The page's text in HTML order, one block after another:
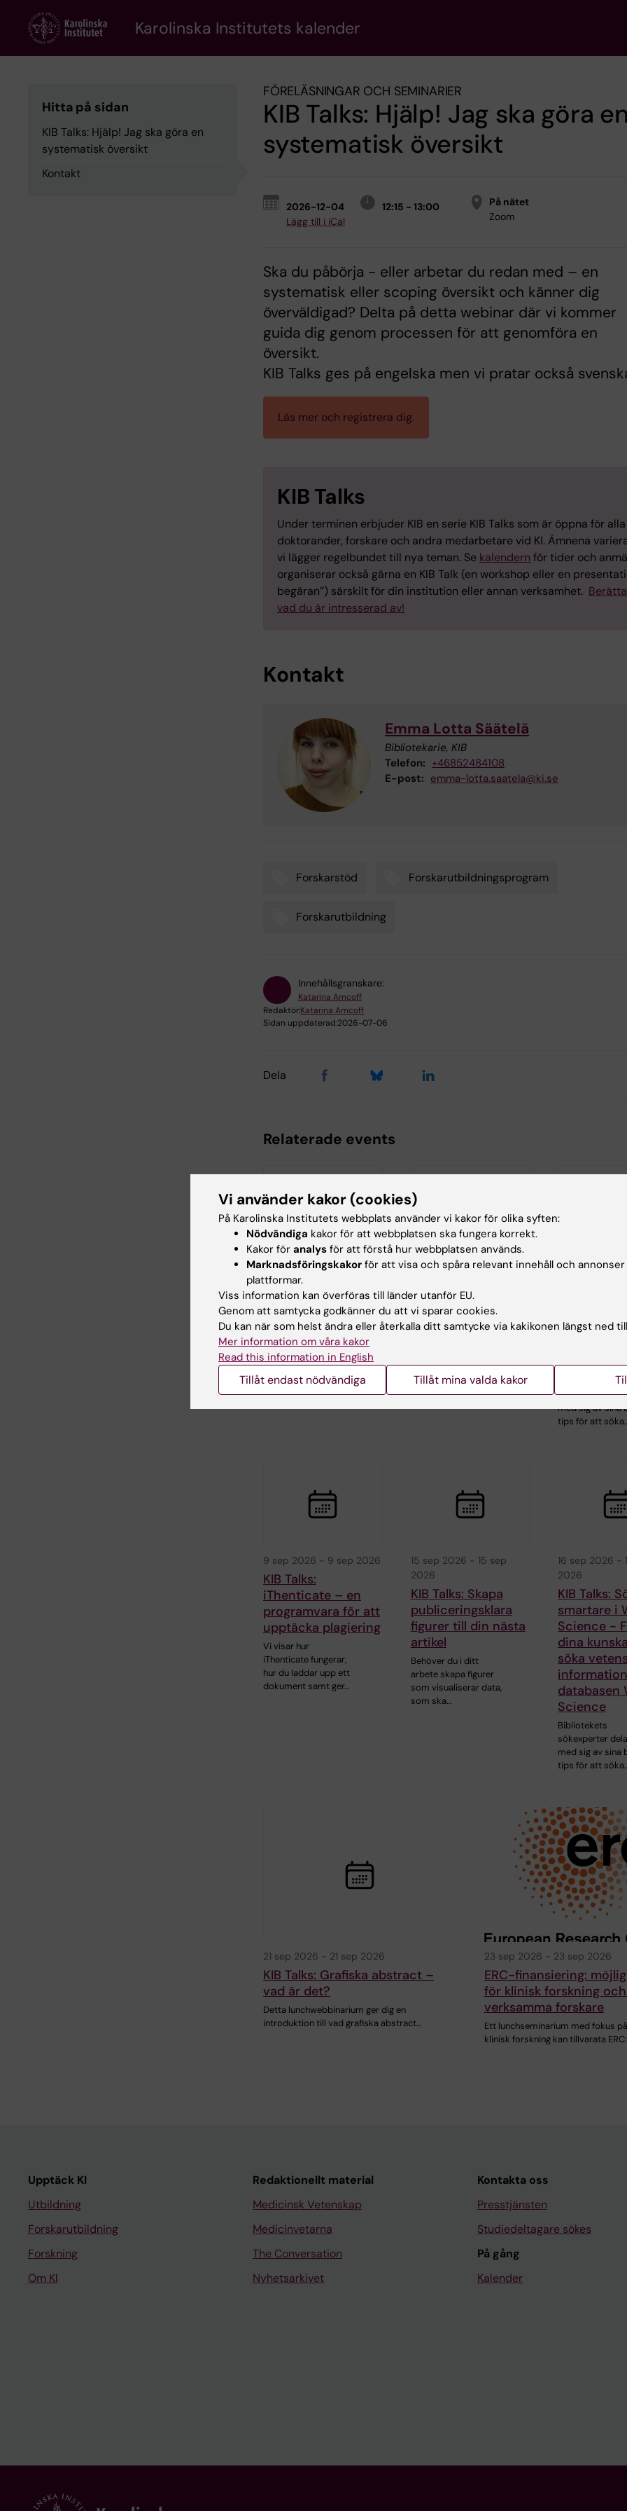
content
Karolinska Institutets kalender
Hitta på sidan
KIB Talks: Hjälp! Jag ska göra en
systematisk översikt
Kontakt
FÖRELÄSNINGAR OCH SEMINARIER
KIB Talks: Hjälp! Jag ska göra en
systematisk översikt
2026-12-04
12:15 - 13:00
Lägg till i iCal
På nätet
Zoom
Ska du påbörja - eller arbetar du redan med – en
systematisk eller scoping översikt och känner dig
överväldigad? Delta på detta webinar där vi kommer
guida dig genom processen för att genomföra en
översikt.
KIB Talks ges på engelska men vi pratar också
Läs mer och registrera dig.
KIB Talks
Under terminen erbjuder KIB en serie KIB Talks som är öppna för alla
doktorander, forskare och andra medarbetare vid KI. Ämnena
vi lägger regelbundet till nya teman. Se kalendern för tider och
organiserar också gärna en KIB Talk (en workshop eller en
begäran”) särskilt för din institution eller annan verksamhet.
vad du är intresserad av!
Kontakt
Emma Lotta Säätelä
Bibliotekarie, KIB
Telefon: +46852484108
E-post: emma-lotta.saatela@ki.se
Forskarstöd Forskarutbildningsprogram
Forskarutbildning
Innehållsgranskare:
Katarina Amcoff
Redaktör:Katarina Amcoff
Sidan uppdaterad:2026-07-06
Dela
Relaterade events
26 aug 2026-26 aug
2026
Temaseminarium
Kina
KTH i samarbete med
Stockholm
universitet och
bjuder…
4 sep 2026-4 sep 2026
Saba Rahimi
Urinary biomarkers
for early detection
8 sep 2026-
kunskaper
sökexperter
med sig av sina
tips för att
9 sep 2026 - 9 sep 2026
KIB Talks:
iThenticate – en
programvara för att
upptäcka plagiering
Vi visar hur
iThenticate fungerar,
hur du laddar upp ett
dokument samt ger…
15 sep 2026 - 15 sep
2026
KIB Talks: Skapa
publiceringsklara
figurer till din nästa
artikel
Behöver du i ditt
arbete skapa figurer
som visualiserar data,
som ska…
16 sep 2026 -
2026
KIB Talks:
smartare i
Science -
dina
söka
databasen
Science
Bibliotekets
sökexperter
med sig av sina
tips för att
21 sep 2026 - 21 sep 2026
KIB Talks: Grafiska abstract –
vad är det?
Detta lunchwebbinarium ger dig en
introduktion till vad grafiska abstract…
23 sep 2026 - 23 sep 2026
ERC-finansiering:
för klinisk forskning
verksamma forskare
Ett lunchseminarium med fokus
klinisk forskning kan tillvarata
Upptäck KI
Utbildning
Forskarutbildning
Forskning
Om KI
Redaktionellt material
Medicinsk Vetenskap
Medicinvetarna
The Conversation
Nyhetsarkivet
Kontakta oss
Presstjänsten
Studiedeltagare sökes
På gång
Kalender
Vi använder kakor (cookies)
På Karolinska Institutets webbplats använder vi kakor för olika syften:
Nödvändiga kakor för att webbplatsen ska fungera korrekt.
Kakor för analys för att förstå hur webbplatsen används.
Marknadsföringskakor för att visa och spåra relevant innehåll och
plattformar.
Viss information kan överföras till länder utanför EU.
Genom att samtycka godkänner du att vi sparar cookies.
Du kan när som helst ändra eller återkalla ditt samtycke via kakikonen längst ned
Mer information om våra kakor
Read this information in English
Tillåt endast nödvändiga Tillåt mina valda kakor